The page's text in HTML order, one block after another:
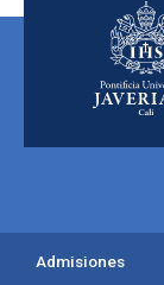
MenúAdmisiones